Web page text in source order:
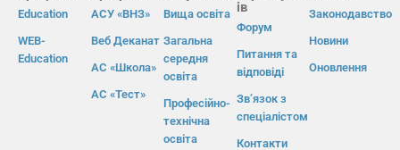
Education
WEB-
Education
АСУ «ВНЗ»
Веб Деканат
АС «Школа»
АС «Тест»
Вища освіта
Загальна
середня
освіта
Професійно-
технічна
освіта
ів
Форум
Питання та
відповіді
Зв’язок з
спеціалістом
Контакти
Законодавство
Новини
Оновлення